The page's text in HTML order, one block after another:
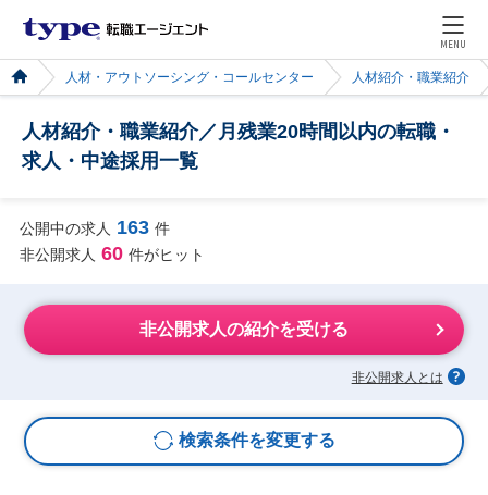
MENU
人材・アウトソーシング・コールセンター 人材紹介・職業紹介
人材紹介・職業紹介／月残業20時間以内の転職・
求人・中途採用一覧
公開中の求人 163 件
非公開求人 60 件がヒット
非公開求人の紹介を受ける
非公開求人とは
検索条件を変更する